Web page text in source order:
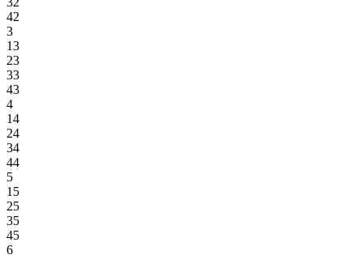
42
3
13
23
33
43
4
14
24
34
44
5
15
25
35
45
6